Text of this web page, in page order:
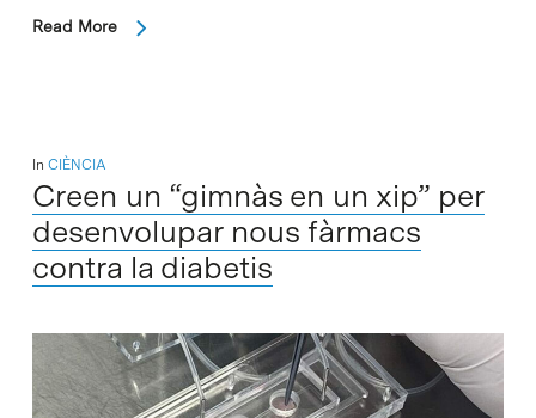
Read More
In CIÈNCIA
Creen un “gimnàs en un xip” per
desenvolupar nous fàrmacs
contra la diabetis